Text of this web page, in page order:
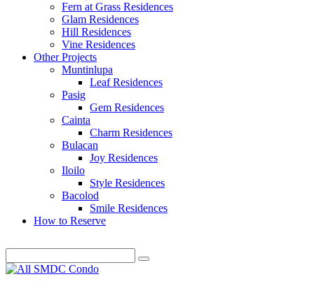
Fern at Grass Residences
Glam Residences
Hill Residences
Vine Residences
Other Projects
Muntinlupa
Leaf Residences
Pasig
Gem Residences
Cainta
Charm Residences
Bulacan
Joy Residences
Iloilo
Style Residences
Bacolod
Smile Residences
How to Reserve